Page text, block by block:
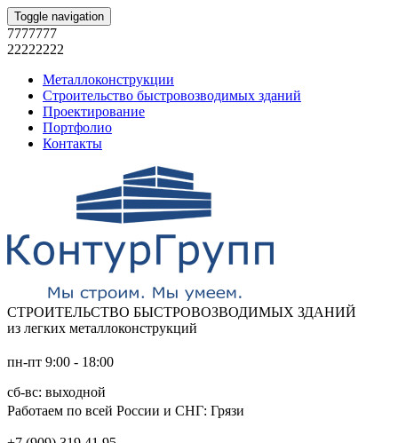
Toggle navigation
7777777
22222222
Металлоконструкции
Строительство быстровозводимых зданий
Проектирование
Портфолио
Контакты
СТРОИТЕЛЬСТВО БЫСТРОВОЗВОДИМЫХ ЗДАНИЙ
из легких металлоконструкций
пн-пт 9:00 - 18:00
сб-вс: выходной
Работаем по всей России и СНГ: Грязи